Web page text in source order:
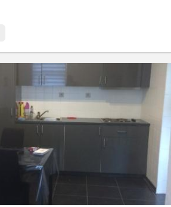
KL 9186
; lave-vaisselle , micro-ondes, taque de
à café,... - Buanderie ; machine à
linge, table de repassage, fer à repasser ,
de douche ; toilette , évier , douche , ... -
Salon TV - Chambre...